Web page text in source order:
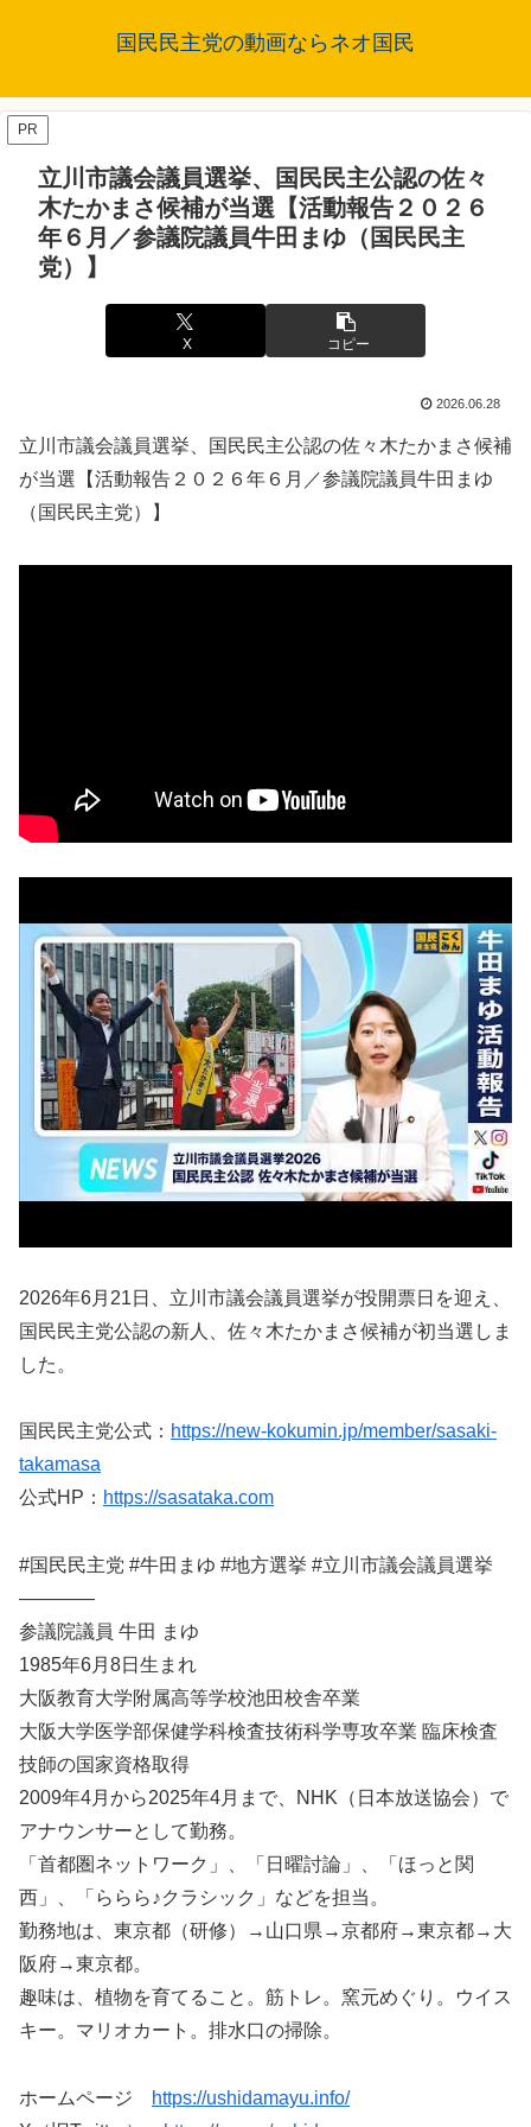
国民民主党の動画ならネオ国民
PR
立川市議会議員選挙、国民民主公認の佐々
木たかまさ候補が当選【活動報告２０２６
年６月／参議院議員牛田まゆ（国民民主
党）】
X コピー
2026.06.28
立川市議会議員選挙、国民民主公認の佐々木たかまさ候補
が当選【活動報告２０２６年６月／参議院議員牛田まゆ
（国民民主党）】
2026年6月21日、立川市議会議員選挙が投開票日を迎え、
国民民主党公認の新人、佐々木たかまさ候補が初当選しま
した。
国民民主党公式： https://new-kokumin.jp/member/sasaki-
takamasa
公式HP： https://sasataka.com
#国民民主党 #牛田まゆ #地方選挙 #立川市議会議員選挙
————
参議院議員 牛田 まゆ
1985年6月8日生まれ
大阪教育大学附属高等学校池田校舎卒業
大阪大学医学部保健学科検査技術科学専攻卒業 臨床検査
技師の国家資格取得
2009年4月から2025年4月まで、NHK（日本放送協会）で
アナウンサーとして勤務。
「首都圏ネットワーク」、「日曜討論」、「ほっと関
西」、「ららら♪クラシック」などを担当。
勤務地は、東京都（研修）→山口県→京都府→東京都→大
阪府→東京都。
趣味は、植物を育てること。筋トレ。窯元めぐり。ウイス
キー。マリオカート。排水口の掃除。
ホームページ
https://ushidamayu.info/